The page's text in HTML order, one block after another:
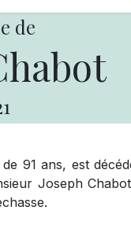
de
91 ans, est
Joseph